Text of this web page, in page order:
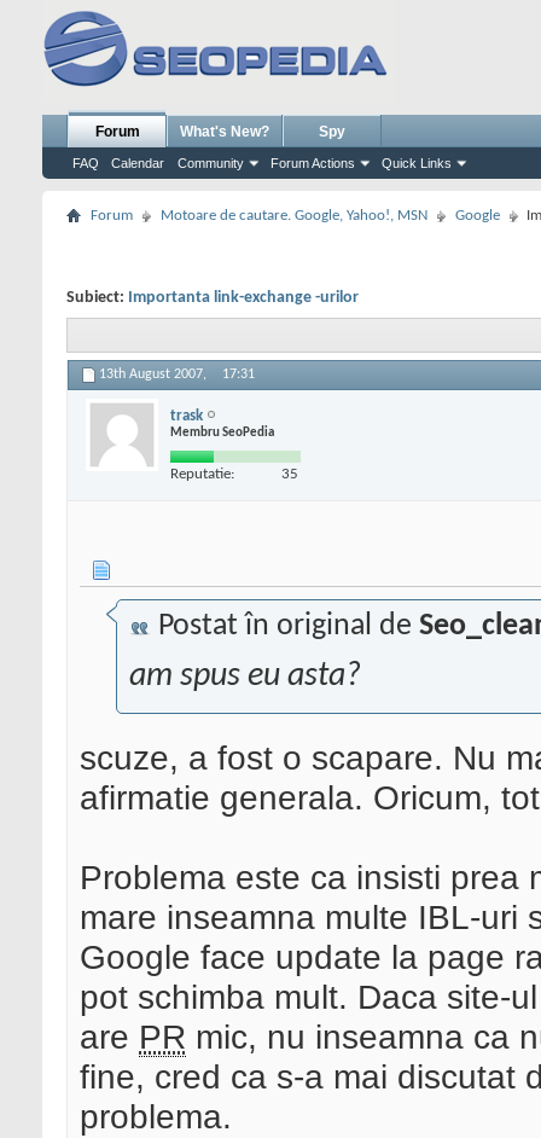
Forum
FAQ Calendar Community Forum Actions Quick Links
What's New? Spy
Forum Motoare de cautare. Google, Yahoo!, MSN Google
Subiect: Importanta link-exchange -urilor
13th August 2007, 17:31
trask
Membru SeoPedia
Reputatie: 35
Postat în original de
am spus eu asta?
scuze, a fost o scapare. Nu
afirmatie generala. Oricum,
Problema este ca insisti
mare inseamna multe IBL-uri
Google face update la page
pot schimba mult. Daca site-
are PR mic, nu inseamna ca
fine, cred ca s-a mai discutat
problema.